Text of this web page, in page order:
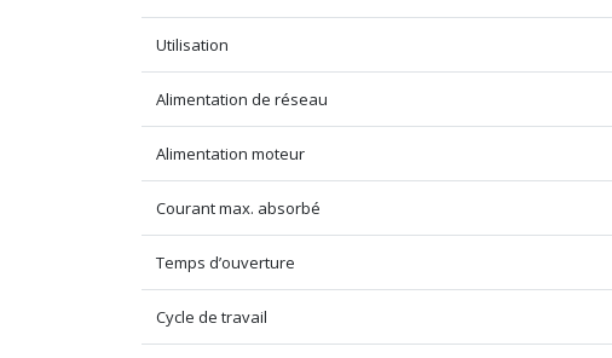
Utilisation
Alimentation de réseau
Alimentation moteur
Courant max. absorbé
Temps d’ouverture
Cycle de travail